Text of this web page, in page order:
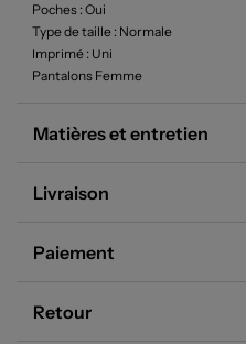
Poches : Oui
Type de taille : Normale
Imprimé : Uni
Pantalons Femme
Matières et entretien
Livraison
Paiement
Retour